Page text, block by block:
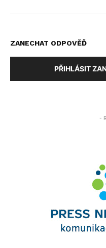
ZANECHAT ODPOVĚĎ
PŘIHLÁSIT
-